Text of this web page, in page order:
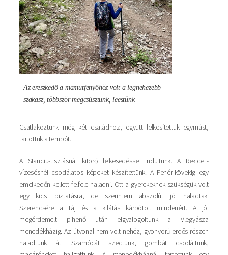
Az ereszkedő a mamutfenyőhöz volt a legnehezebb
szakasz, többször megcsúsztunk, leestünk
Csatlakoztunk még két családhoz, együtt lelkesítettük egymást,
tartottuk a tempót.
A Stanciu-tisztásnál kitörő lelkesedéssel indultunk. A Rekiceli-
vízesésnél csodálatos képeket készítettünk. A Fehér-kövekig egy
emelkedőn kellett felfele haladni. Ott a gyerekeknek szükségük volt
egy kicsi biztatásra, de szerintem abszolút jól haladtak.
Szerencsére a táj és a kilátás kárpótolt mindenért. A jól
megérdemelt pihenő után elgyalogoltunk a Vlegyásza
menedékházig. Az útvonal nem volt nehéz, gyönyörű erdős részen
haladtunk át. Szamócát szedtünk, gombát csodáltunk,